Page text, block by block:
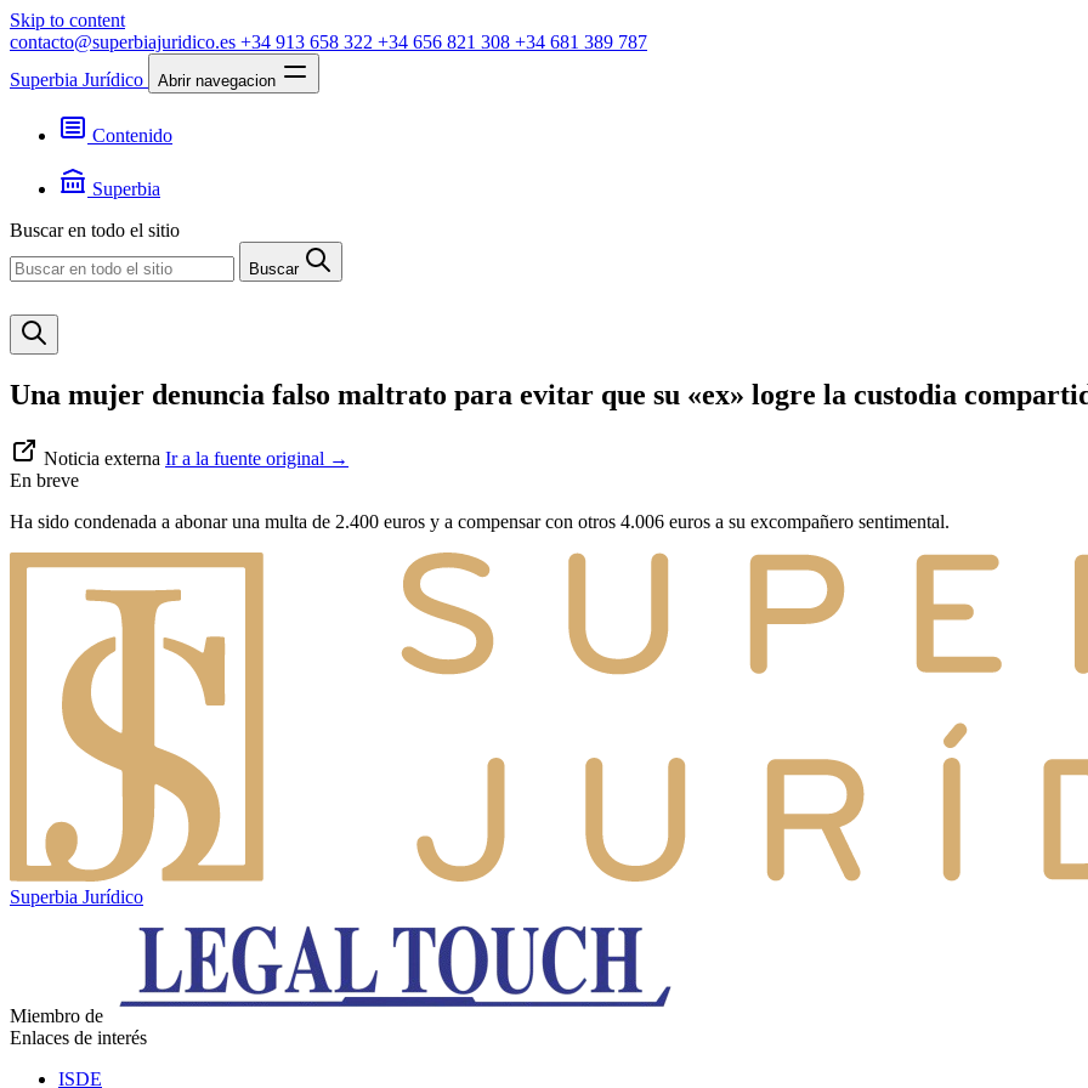
Skip to content
contacto@superbiajuridico.es +34 913 658 322 +34 656 821 308 +34 681 389 787
Superbia Jurídico
Abrir navegacion
Contenido
Jurisprudencia
Noticias
Superbia
Contacto
Buscar en todo el sitio
Buscar
Una mujer denuncia falso maltrato para evitar que su «ex» logre la custodia
Noticia externa Ir a la fuente original →
En breve
Ha sido condenada a abonar una multa de 2.400 euros y a compensar con otros 4.006 euros a su excompañero sentimental.
Superbia Jurídico
Miembro de
Enlaces de interés
ISDE